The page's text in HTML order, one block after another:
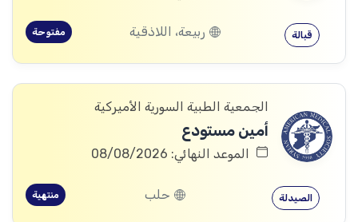
قبالة ربيعة، اللاذقية مفتوحة
الجمعية الطبية السورية الأميركية
أمين مستودع
الموعد النهائي: 08/08/2026
الصيدلة حلب منتهية